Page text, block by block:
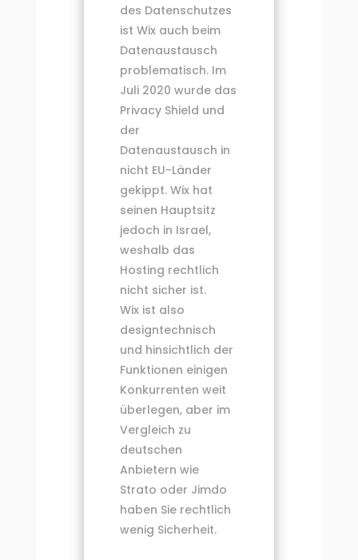
des Datenschutzes
ist Wix auch beim
Datenaustausch
problematisch. Im
Juli 2020 wurde das
Privacy Shield und
der
Datenaustausch in
nicht EU-Länder
gekippt. Wix hat
seinen Hauptsitz
jedoch in Israel,
weshalb das
Hosting rechtlich
nicht sicher ist.
Wix ist also
designtechnisch
und hinsichtlich der
Funktionen einigen
Konkurrenten weit
überlegen, aber im
Vergleich zu
deutschen
Anbietern wie
Strato oder Jimdo
haben Sie rechtlich
wenig Sicherheit.